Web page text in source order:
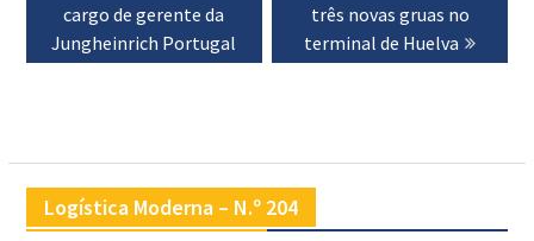
artigos
post:
cargo de gerente da
Jungheinrich Portugal
post:
três novas gruas no
terminal de Huelva
Logística Moderna – N.º 204